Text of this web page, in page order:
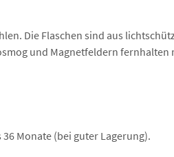
Die Flaschen sind aus
und Magnetfeldern fernhalten
Monate (bei guter Lagerung).